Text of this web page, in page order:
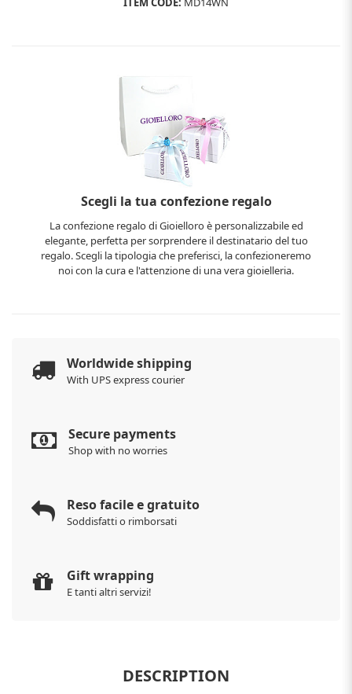
Scegli la tua confezione regalo
La confezione regalo di Gioielloro è personalizzabile ed
elegante, perfetta per sorprendere il destinatario del tuo
regalo. Scegli la tipologia che preferisci, la confezioneremo
noi con la cura e l'attenzione di una vera gioielleria.
Worldwide shipping
With UPS express courier
Secure payments
Shop with no worries
Reso facile e gratuito
Soddisfatti o rimborsati
Gift wrapping
E tanti altri servizi!
DESCRIPTION